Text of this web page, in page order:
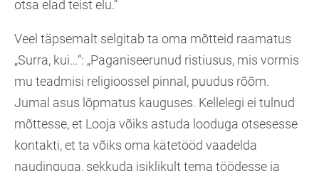
otsa elad teist elu.“
Veel täpsemalt selgitab ta oma mõtteid raamatus
„Surra, kui…“: „Paganiseerunud ristiusus, mis vormis
mu teadmisi religioossel pinnal, puudus rõõm.
Jumal asus lõpmatus kauguses. Kellelegi ei tulnud
mõttesse, et Looja võiks astuda looduga otsesesse
kontakti, et ta võiks oma kätetööd vaadelda
naudinguga, sekkuda isiklikult tema töödesse ja